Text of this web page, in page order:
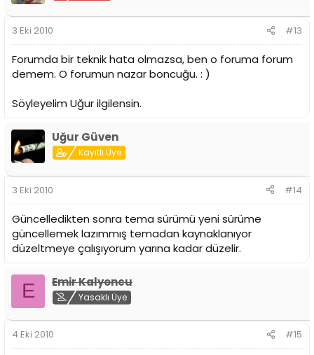
3 Eki 2010 #13
Forumda bir teknik hata olmazsa, ben o foruma forum
demem. O forumun nazar boncuğu. : )
Söyleyelim Uğur ilgilensin.
Uğur Güven
Kayıtlı Üye
3 Eki 2010 #14
Güncelledikten sonra tema sürümü yeni sürüme
güncellemek lazımmış temadan kaynaklanıyor
düzeltmeye çalışıyorum yarına kadar düzelir.
E Emir Kalyoncu
Yasaklı Üye
4 Eki 2010 #15